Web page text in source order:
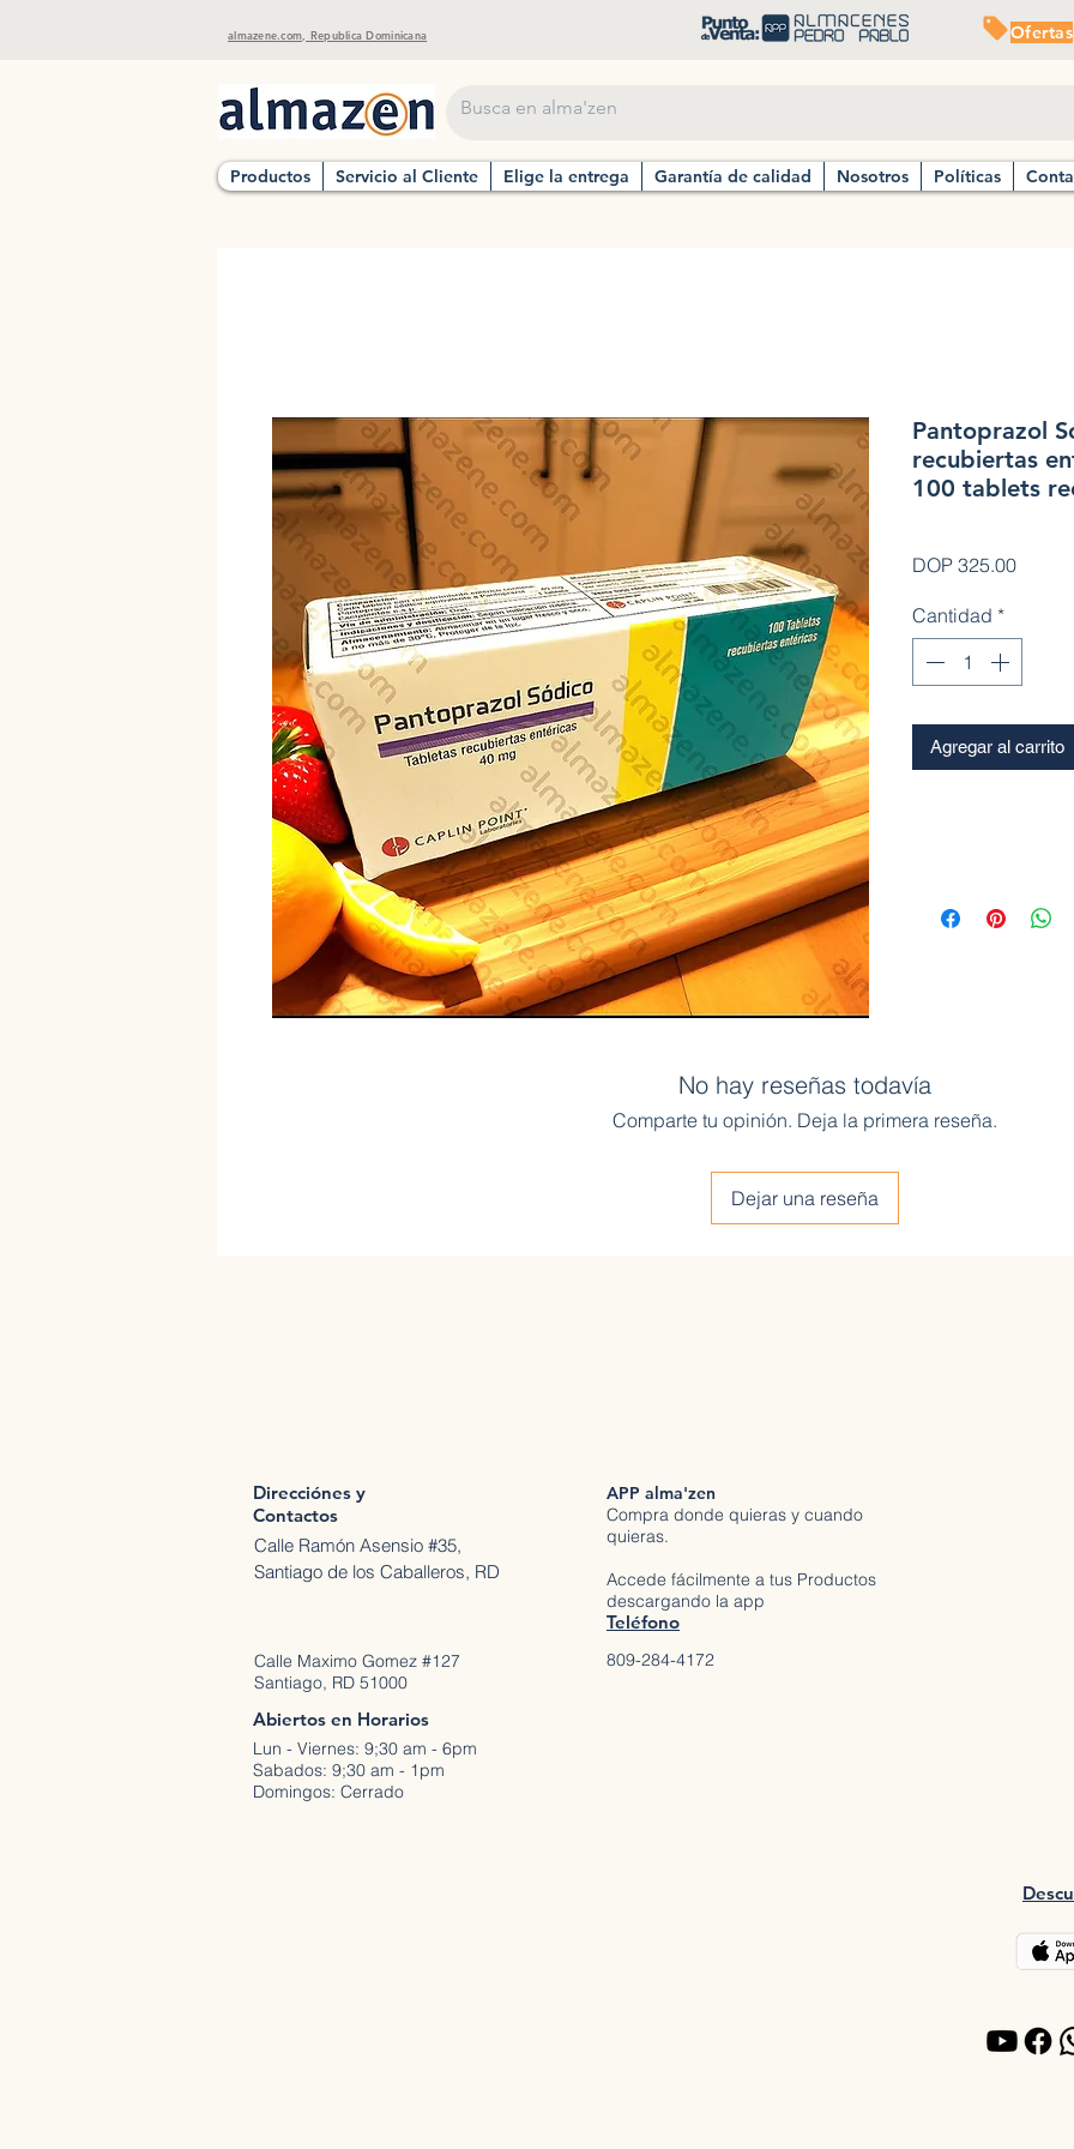
almazene.com, Republica Dominicana Ofertas
Productos Servicio al Cliente Elige la entrega Garantía de calidad Nosotros Políticas
Pantoprazol
recubiertas
100 tablets
DOP 325.00Precio
Cantidad *
Agregar al carrito
No hay reseñas todavía
Comparte tu opinión. Deja la primera reseña.
Dejar una reseña
Direcciónes y
Contactos
Calle Ramón Asensio #35,
Santiago de los Caballeros, RD
APP alma'zen
Compra donde quieras y cuando
quieras.
Accede fácilmente a tus Productos
descargando la app
Calle Maximo Gomez #127
Santiago, RD 51000
Abiertos en Horarios
Lun - Viernes: 9;30 am - 6pm
Sabados: 9;30 am - 1pm
Domingos: Cerrado
Teléfono
809-284-4172